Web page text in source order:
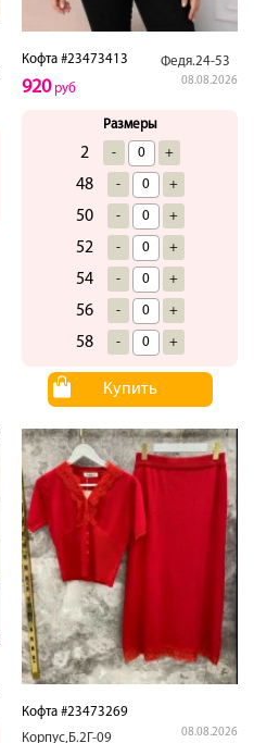
Кофта #23473413 Федя.24-53
08.08.2026
920руб
Размеры
2 - +
48 - +
50 - +
52 - +
54 - +
56 - +
58 - +
Купить
Кофта #23473269
Корпус,Б.2Г-09
08.08.2026